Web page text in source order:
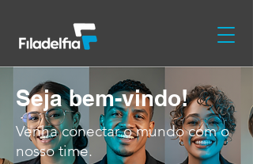
Seja bem-vindo!
Venha conectar o mundo com o
nosso time.